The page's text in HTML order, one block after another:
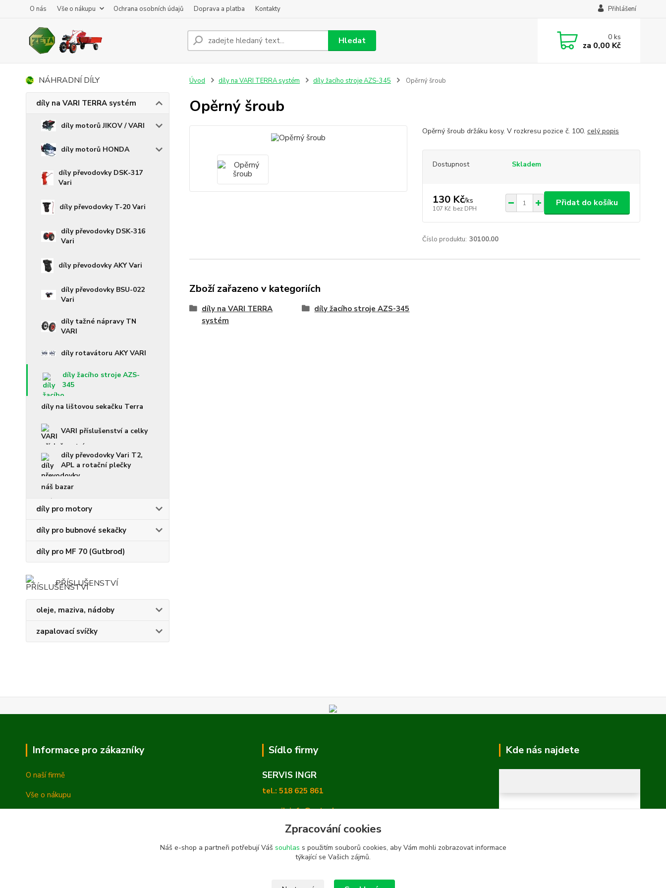
O nás Vše o nákupu Ochrana osobních údajů Doprava a platba Kontakty Přihlášení
Hledat 0ks
za 0,00 Kč
NÁHRADNÍ DÍLY
díly na VARI TERRA systém
díly motorů JIKOV / VARI
díly motorů HONDA
díly převodovky DSK-317
Vari
díly převodovky T-20 Vari
díly převodovky DSK-316
Vari
díly převodovky AKY Vari
díly převodovky BSU-022
Vari
díly tažné nápravy TN
VARI
díly rotavátoru AKY VARI
díly žacího stroje AZS-
345
díly na lištovou sekačku Terra
VARI příslušenství a celky
díly převodovky Vari T2,
APL a rotační plečky
náš bazar
díly pro motory
díly pro bubnové sekačky
díly pro MF 70 (Gutbrod)
PŘÍSLUŠENSTVÍ
oleje, maziva, nádoby
zapalovací svíčky
Úvod díly na VARI TERRA systém díly žacího stroje AZS-345 Opěrný šroub
Opěrný šroub
Opěrný šroub držáku kosy. V rozkresu pozice č. 100. celý popis
Dostupnost Skladem
130 Kč/ks
107 Kč bez DPH
Přidat do košíku
Číslo produktu: 30100.00
Zboží zařazeno v kategoriích
díly na VARI TERRA
systém
díly žacího stroje AZS-345
Informace pro zákazníky
O naší firmě
Vše o nákupu
Sídlo firmy
SERVIS INGR
tel.: 518 625 861
e-mail: info@zetashop.cz
Mgr. Olga Hradilová, Ph. D.
Skoronice 169, Vlkoš 696 41
Kde nás najdete
Zpracování cookies
Náš e-shop a partneři potřebují Váš souhlas s použitím souborů cookies, aby Vám mohli zobrazovat informace
týkající se Vašich zájmů.